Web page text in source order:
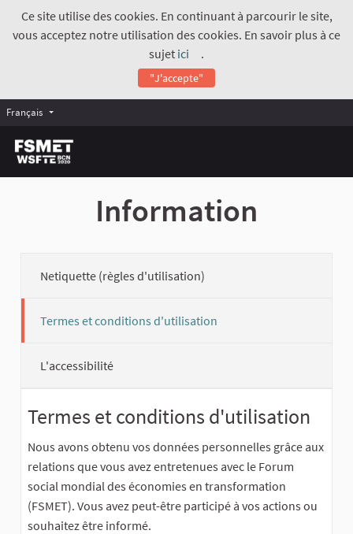
Ce site utilise des cookies. En continuant à parcourir le site,
vous acceptez notre utilisation des cookies. En savoir plus à ce
sujet ici
(Lien externe)
.
"J'accepte"
Français
Information
Netiquette (règles d'utilisation)
Termes et conditions d'utilisation
L'accessibilité
Termes et conditions d'utilisation
Nous avons obtenu vos données personnelles grâce aux
relations que vous avez entretenues avec le Forum
social mondial des économies en transformation
(FSMET). Vous avez peut-être participé à vos actions ou
souhaitez être informé.